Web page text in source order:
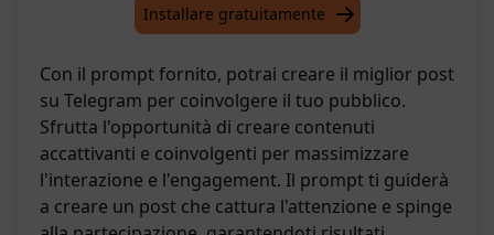
Installare gratuitamente
Con il prompt fornito, potrai creare il miglior post
su Telegram per coinvolgere il tuo pubblico.
Sfrutta l'opportunità di creare contenuti
accattivanti e coinvolgenti per massimizzare
l'interazione e l'engagement. Il prompt ti guiderà
a creare un post che cattura l'attenzione e spinge